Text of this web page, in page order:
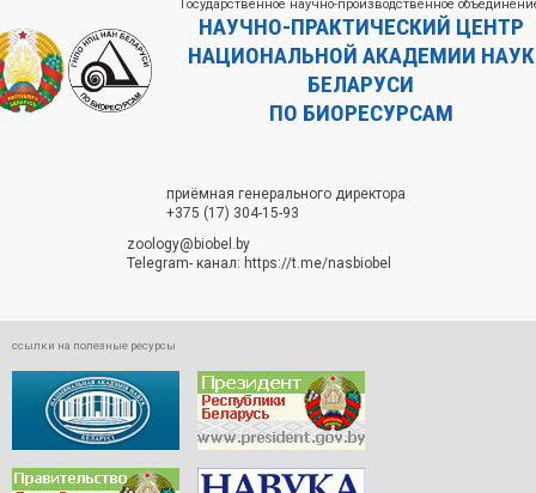
Государственное научно-производственное
НАУЧНО-ПРАКТИЧЕСКИЙ ЦЕНТР
НАЦИОНАЛЬНОЙ АКАДЕМИИ НАУК
БЕЛАРУСИ
ПО БИОРЕСУРСАМ
приёмная генерального директора
+375 (17) 304-15-93
zoology@biobel.by
Telegram- канал: https://t.me/nasbiobel
ссылки на полезные ресурсы